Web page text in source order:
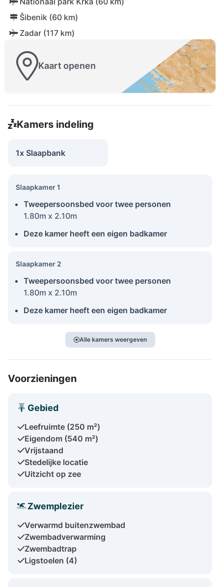
Šibenik (60 km)
Zadar (117 km)
Kaart openen
Kamers indeling
1x Slaapbank
Slaapkamer 1
Tweepersoonsbed voor twee personen
1.80m x 2.10m
Deze kamer heeft een eigen badkamer
Slaapkamer 2
Tweepersoonsbed voor twee personen
1.80m x 2.10m
Deze kamer heeft een eigen badkamer
Alle kamers weergeven
Voorzieningen
Gebied
Leefruimte (250 m²)
Eigendom (540 m²)
Vrijstaand
Stedelijke locatie
Uitzicht op zee
Zwemplezier
Verwarmd buitenzwembad
Zwembadverwarming
Zwembadtrap
Ligstoelen (4)